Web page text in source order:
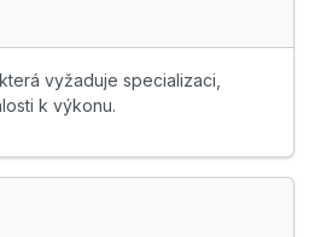
vyžaduje specializaci,
k výkonu.